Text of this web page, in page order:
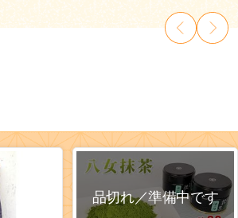
品切れ／準備中です